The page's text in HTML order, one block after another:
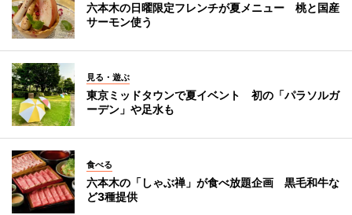
六本木の日曜限定フレンチが夏メニュー 桃と国産
サーモン使う
見る・遊ぶ
東京ミッドタウンで夏イベント 初の「パラソルガ
ーデン」や足水も
食べる
六本木の「しゃぶ禅」が食べ放題企画 黒毛和牛な
ど3種提供